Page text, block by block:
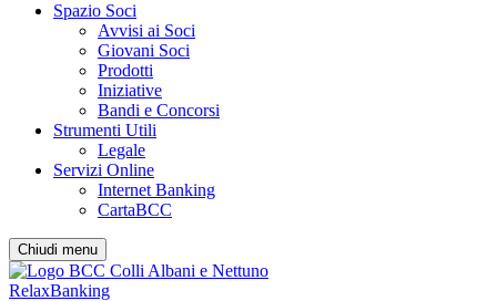
Spazio Soci
Avvisi ai Soci
Giovani Soci
Prodotti
Iniziative
Bandi e Concorsi
Strumenti Utili
Legale
Servizi Online
Internet Banking
CartaBCC
Chiudi menu
RelaxBanking